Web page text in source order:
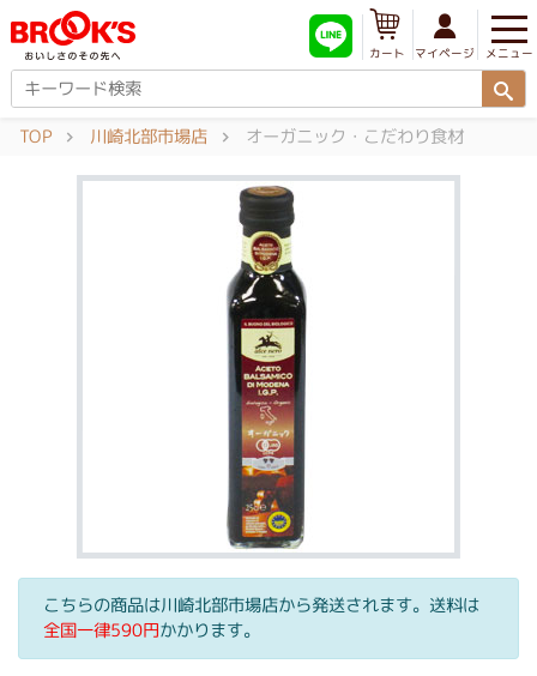
メニュー
マイページ
カート
TOP 川崎北部市場店 オーガニック・こだわり食材
こちらの商品は川崎北部市場店から発送されます。送料は
全国一律590円かかります。